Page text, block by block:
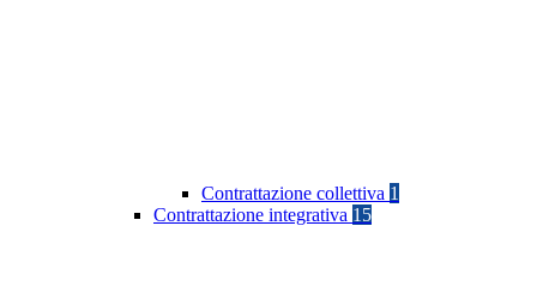
Contrattazione collettiva 1
Contrattazione integrativa 15